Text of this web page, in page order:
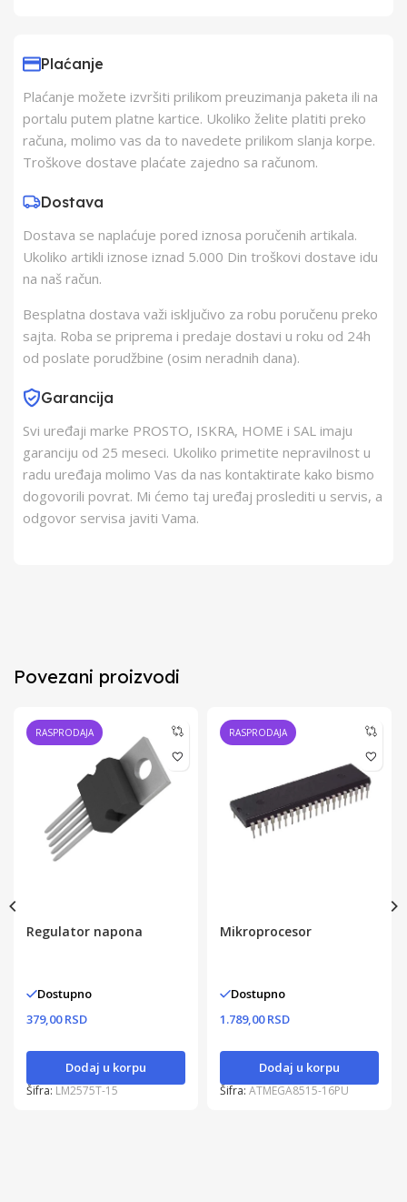
Proizvođač
Schukat Electronic
gmbh
Zemlja Uvoza Kina
Plaćanje
Plaćanje možete izvršiti prilikom preuzimanja paketa ili na
portalu putem platne kartice. Ukoliko želite platiti preko
računa, molimo vas da to navedete prilikom slanja korpe.
Troškove dostave plaćate zajedno sa računom.
Dostava
Dostava se naplaćuje pored iznosa poručenih artikala.
Ukoliko artikli iznose iznad 5.000 Din troškovi dostave idu
na naš račun.
Besplatna dostava važi isključivo za robu poručenu preko
sajta. Roba se priprema i predaje dostavi u roku od 24h
od poslate porudžbine (osim neradnih dana).
Garancija
Svi uređaji marke PROSTO, ISKRA, HOME i SAL imaju
garanciju od 25 meseci. Ukoliko primetite nepravilnost u
radu uređaja molimo Vas da nas kontaktirate kako bismo
dogovorili povrat. Mi ćemo taj uređaj proslediti u servis, a
odgovor servisa javiti Vama.
Povezani proizvodi
RASPRODAJA
Regulator napona
Dostupno
379,00 RSD
Dodaj u korpu
Šifra: LM2575T-15
RASPRODAJA
Mikroprocesor
Dostupno
1.789,00 RSD
Dodaj u korpu
Šifra:ATMEGA8515-16PU